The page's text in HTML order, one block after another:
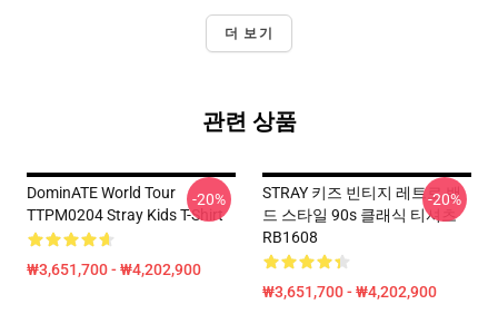
더 보기
관련 상품
DominATE World Tour
TTPM0204 Stray Kids T-Shirt
₩3,651,700 - ₩4,202,900
-20%
STRAY 키즈 빈티지 레트로 밴
드 스타일 90s 클래식 티셔츠
RB1608
₩3,651,700 - ₩4,202,900
-20%